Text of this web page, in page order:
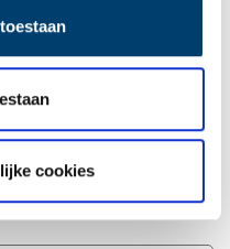
cookies
reactie.
schreef: